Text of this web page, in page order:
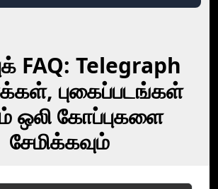
FAQ: Telegraph
புகைப்படங்கள்
ஒலி கோப்புகளை
சேமிக்கவும்